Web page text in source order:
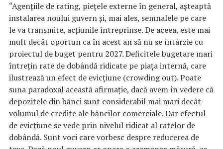
“Agenţiile de rating, pieţele externe în general, aşteaptă
instalarea noului guvern şi, mai ales, semnalele pe care
le va transmite, acţiunile întreprinse. De aceea, este mai
mult decât oportun ca în acest an să nu se întârzie cu
proiectul de buget pentru 2027. Deficitele bugetare mari
întreţin rate de dobândă ridicate pe piaţa internă, care
ilustrează un efect de evicţiune (crowding out). Poate
suna paradoxal această afirmaţie, dacă avem în vedere că
depozitele din bănci sunt considerabil mai mari decât
volumul de credite ale băncilor comerciale. Dar efectul
de evicţiune se vede prin nivelul ridicat al ratelor de
dobândă. Sunt voci care vorbesc despre reducerea de